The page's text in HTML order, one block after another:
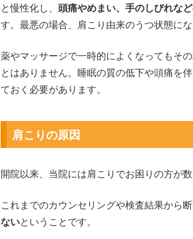
と慢性化し、 頭痛やめまい、手のしびれな
す。最悪の場合、肩こり由来のうつ状態にな
薬やマッサージで一時的によくなってもそ
とはありません。睡眠の質の低下や頭痛を
ておく必要があります。
肩こりの原因
開院以来、当院には肩こりでお困りの方が
これまでのカウンセリングや検査結果から断
ないということです。